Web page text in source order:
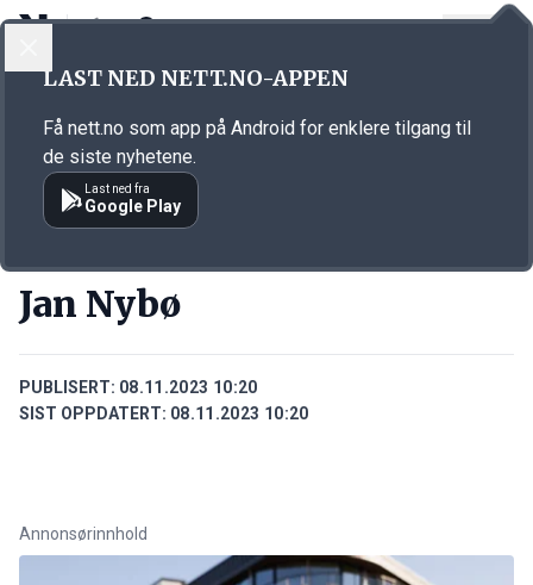
Annonsørinnhold
Jan Nybø
PUBLISERT: 08.11.2023 10:20
SIST OPPDATERT: 08.11.2023 10:20
Annonsørinnhold
LAST NED NETT.NO-APPEN
Få nett.no som app på Android for enklere tilgang til
de siste nyhetene.
Last ned fra
Google Play